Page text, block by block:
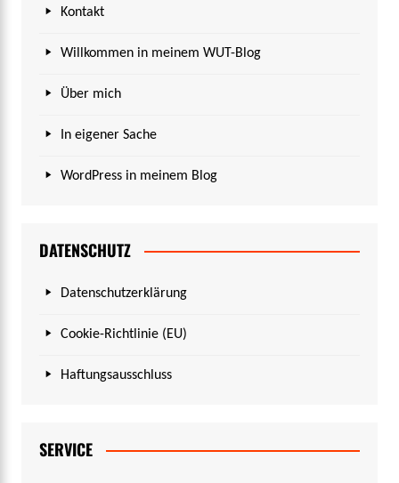
Kontakt
Willkommen in meinem WUT-Blog
Über mich
In eigener Sache
WordPress in meinem Blog
DATENSCHUTZ
Datenschutzerklärung
Cookie-Richtlinie (EU)
Haftungsausschluss
SERVICE